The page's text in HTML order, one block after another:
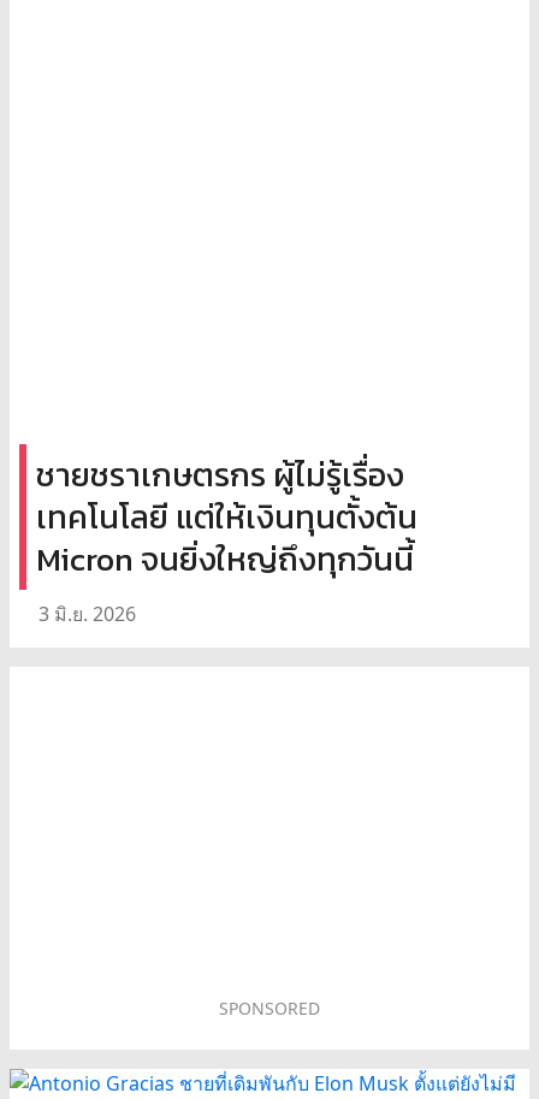
ชายชราเกษตรกร ผู้ไม่รู้เรื่อง
เทคโนโลยี แต่ให้เงินทุนตั้งต้น
Micron จนยิ่งใหญ่ถึงทุกวันนี้
3 มิ.ย. 2026
SPONSORED